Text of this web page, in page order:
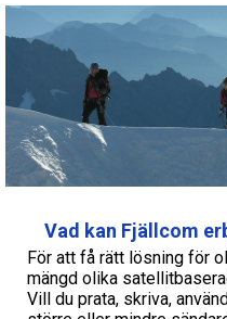
Vad kan Fjällcom
För att få rätt lösning för
mängd olika
Vill du prata, skriva,